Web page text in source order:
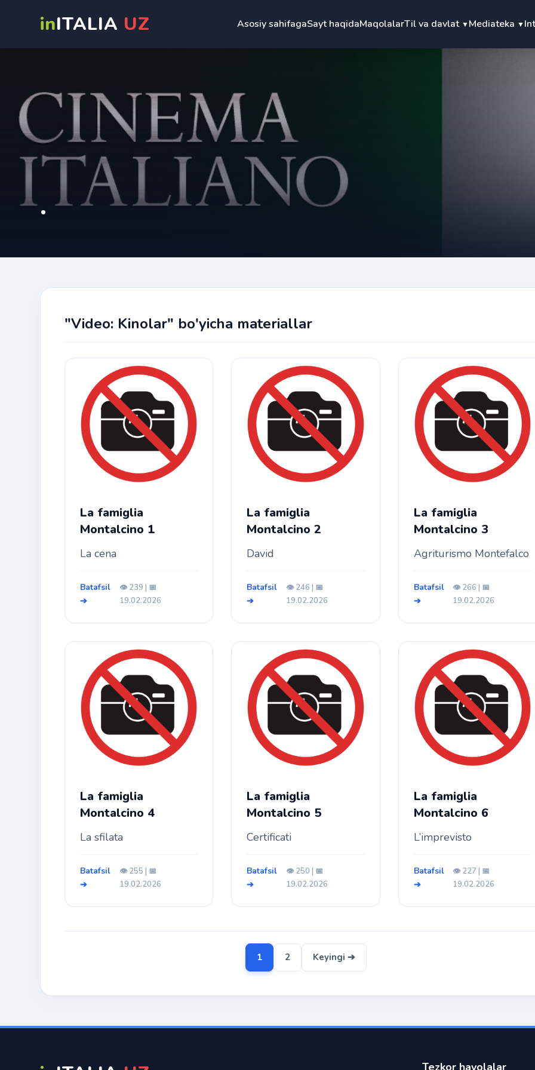
inITALIA UZ Asosiy sahifagaSayt haqidaMaqolalarTil va davlat ▼Mediateka ▼
.
"Video: Kinolar" bo'yicha materiallar
La famiglia
Montalcino 1
La cena
Batafsil
➔
👁️ 239 | 📅
19.02.2026
La famiglia
Montalcino 2
David
Batafsil
➔
👁️ 246 | 📅
19.02.2026
La famiglia
Montalcino 3
Agriturismo Montefalco
Batafsil
➔
👁️ 266 | 📅
19.02.2026
La famiglia
Montalcino 4
La sfilata
Batafsil
➔
👁️ 255 | 📅
19.02.2026
La famiglia
Montalcino 5
Certificati
Batafsil
➔
👁️ 250 | 📅
19.02.2026
La famiglia
Montalcino 6
L’imprevisto
Batafsil
➔
👁️ 227 | 📅
19.02.2026
1 2 Keyingi ➔
Tezkor havolalar